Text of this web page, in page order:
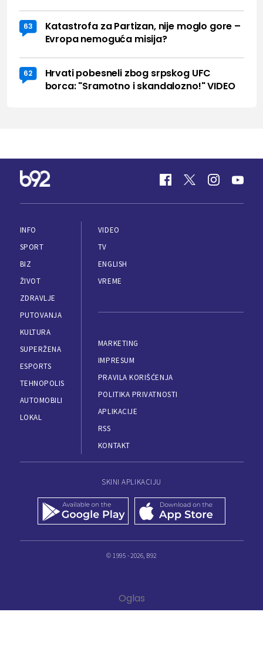
63
Katastrofa za Partizan, nije moglo gore –
Evropa nemoguća misija?
62
Hrvati pobesneli zbog srpskog UFC
borca: "Sramotno i skandalozno!" VIDEO
INFO
SPORT
BIZ
ŽIVOT
ZDRAVLJE
PUTOVANJA
KULTURA
SUPERŽENA
ESPORTS
TEHNOPOLIS
AUTOMOBILI
LOKAL
VIDEO
TV
ENGLISH
VREME
MARKETING
IMPRESUM
PRAVILA KORIŠĆENJA
POLITIKA PRIVATNOSTI
APLIKACIJE
RSS
KONTAKT
SKINI APLIKACIJU
© 1995 - 2026, B92